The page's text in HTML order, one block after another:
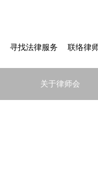
寻找法律服务 联络律
关于律师会